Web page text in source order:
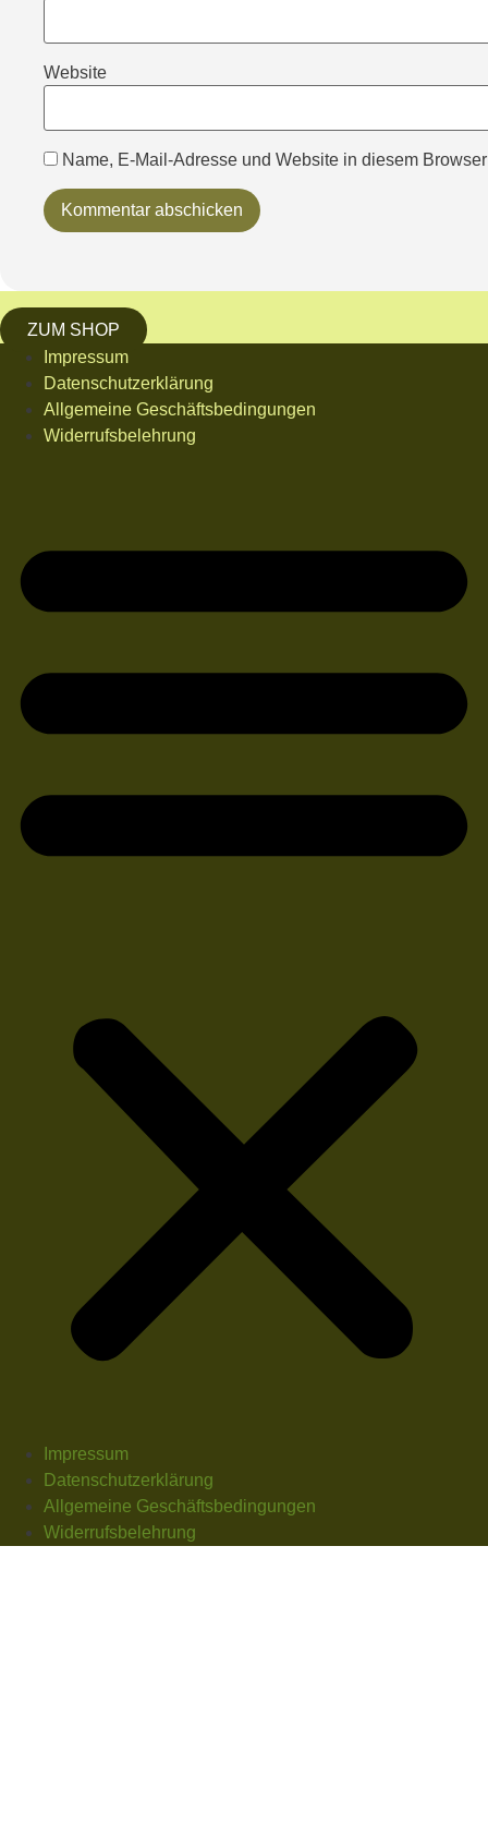
Website
Name, E-Mail-Adresse und Website in diesem
ZUM SHOP
Impressum
Datenschutzerklärung
Allgemeine Geschäftsbedingungen
Widerrufsbelehrung
Impressum
Datenschutzerklärung
Allgemeine Geschäftsbedingungen
Widerrufsbelehrung